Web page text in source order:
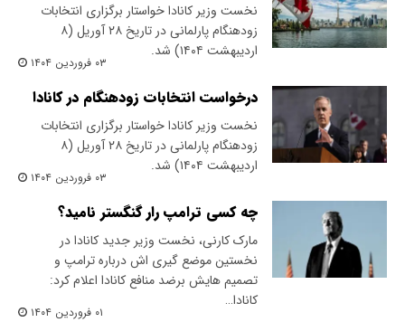
نخست وزیر کانادا خواستار برگزاری انتخابات
زودهنگام پارلمانی در تاریخ ۲۸ آوریل (۸
اردیبهشت ۱۴۰۴) شد.
۰۳ فروردین ۱۴۰۴
درخواست انتخابات زودهنگام در کانادا
نخست وزیر کانادا خواستار برگزاری انتخابات
زودهنگام پارلمانی در تاریخ ۲۸ آوریل (۸
اردیبهشت ۱۴۰۴) شد.
۰۳ فروردین ۱۴۰۴
چه کسی ترامپ رار گنگستر نامید؟
مارک کارنی، نخست وزیر جدید کانادا در
نخستین موضع گیری اش درباره ترامپ و
تصمیم هایش برضد منافع کانادا اعلام کرد:
کانادا…
۰۱ فروردین ۱۴۰۴